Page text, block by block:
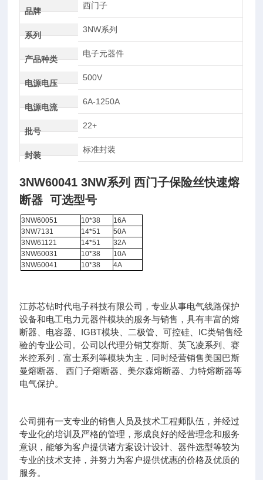
品牌
西门子
系列
3NW系列
产品种类
电子元器件
电源电压
500V
电源电流
6A-1250A
批号
22+
封装
标准封装
3NW60041 3NW系列 西门子保险丝快速熔
断器 可选型号
3NW60051 10*38
16A
3NW7131
14*51
50A
3NW61121
14*51
32A
3NW60031
10*38
10A
3NW60041
10*38 4A
江苏芯钻时代电子科技有限公司，专业从事电气线路保护
设备和电工电力元器件模块的服务与销售，具有丰富的熔
断器、电容器、IGBT模块、二极管、可控硅、IC类销售经
验的专业公司。公司以代理分销艾赛斯、英飞凌系列、赛
米控系列，富士系列等模块为主，同时经营销售美国巴斯
曼熔断器、 西门子熔断器、美尔森熔断器、力特熔断器等
电气保护。
公司拥有一支专业的销售人员及技术工程师队伍，并经过
专业化的培训及严格的管理，形成良好的经营理念和服务
意识，能够为客户提供诸方案设计设计、器件选型等较为
专业的技术支持，并努力为客户提供优惠的价格及优质的
服务。